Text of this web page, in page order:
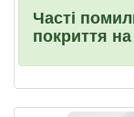
Часті
покриття на